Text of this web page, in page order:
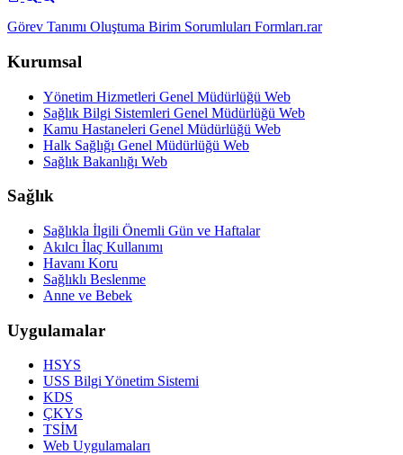
Görev Tanımı Oluştuma Birim Sorumluları Formları.rar
Kurumsal
Yönetim Hizmetleri Genel Müdürlüğü Web
Sağlık Bilgi Sistemleri Genel Müdürlüğü Web
Kamu Hastaneleri Genel Müdürlüğü Web
Halk Sağlığı Genel Müdürlüğü Web
Sağlık Bakanlığı Web
Sağlık
Sağlıkla İlgili Önemli Gün ve Haftalar
Akılcı İlaç Kullanımı
Havanı Koru
Sağlıklı Beslenme
Anne ve Bebek
Uygulamalar
HSYS
USS Bilgi Yönetim Sistemi
KDS
ÇKYS
TSİM
Web Uygulamaları